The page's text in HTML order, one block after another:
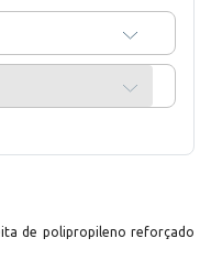
de polipropileno reforçado